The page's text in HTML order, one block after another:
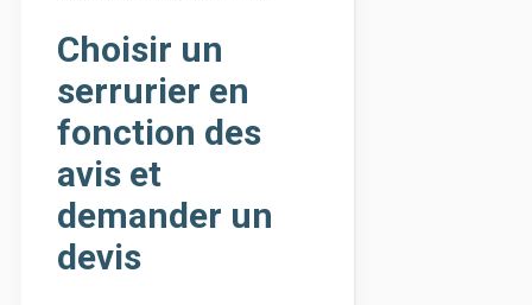
Choisir un
serrurier en
fonction des
avis et
demander un
devis